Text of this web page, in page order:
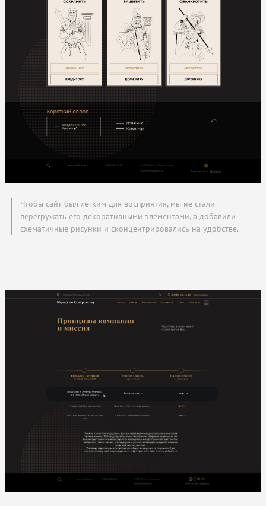
Чтобы сайт был легким для восприятия, мы не стали
перегружать его декоративными элементами, а добавили
схематичные рисунки и сконцентрировались на удобстве.